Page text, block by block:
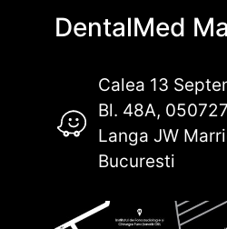
DentalMed
Calea 13
Bl. 48A, 050727
Langa JW
Bucuresti